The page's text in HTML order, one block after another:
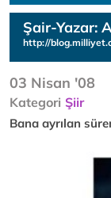
Şair-Yazar:
http://
03 Nisan '08
Kategori Şiir
Bana ayrılan